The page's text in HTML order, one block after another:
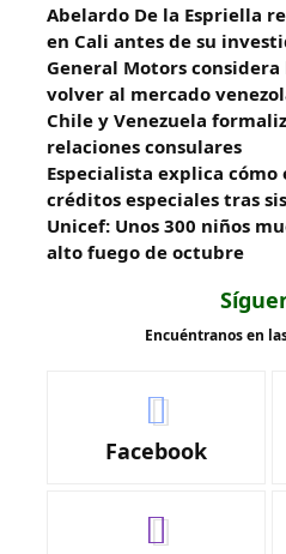
Abelardo De la Espriella
en Cali antes de su
General Motors
volver al mercado
Chile y Venezuela
relaciones consulares
Especialista explica
créditos especiales tras
Unicef: Unos 300 niños
alto fuego de octubre
Encuéntranos en
Facebook